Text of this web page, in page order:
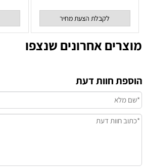
לקבלת הצעת מחיר
מוצרים אחרונים שנצפו
הוספת חוות דעת